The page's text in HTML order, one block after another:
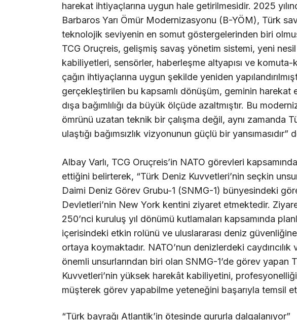
harekat ihtiyaçlarına uygun hale getirilmesidir. 2025
Barbaros Yarı Ömür Modernizasyonu (B-YÖM), Türk
teknolojik seviyenin en somut göstergelerinden biri
TCG Oruçreis, gelişmiş savaş yönetim sistemi, yeni
kabiliyetleri, sensörler, haberleşme altyapısı ve
çağın ihtiyaçlarına uygun şekilde yeniden
gerçekleştirilen bu kapsamlı dönüşüm, geminin harekat
dışa bağımlılığı da büyük ölçüde azaltmıştır. Bu
ömrünü uzatan teknik bir çalışma değil, aynı zamanda
ulaştığı bağımsızlık vizyonunun güçlü bir yansımasıdır”
Albay Varlı, TCG Oruçreis’in NATO görevleri
ettiğini belirterek, “Türk Deniz Kuvvetleri’nin seçkin
Daimi Deniz Görev Grubu-1 (SNMG-1) bünyesindeki
Devletleri’nin New York kentini ziyaret etmektedir.
250’nci kuruluş yıl dönümü kutlamaları kapsamında
içerisindeki etkin rolünü ve uluslararası deniz güvenliğine
ortaya koymaktadır. NATO’nun denizlerdeki
önemli unsurlarından biri olan SNMG-1’de görev yapan
Kuvvetleri’nin yüksek harekât kabiliyetini,
müşterek görev yapabilme yeteneğini başarıyla temsil
“Türk bayrağı Atlantik’in ötesinde gururla dalgalanıyor”